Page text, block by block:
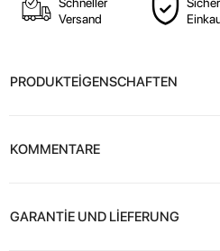
Versand
PRODUKTEİGENSCHAFTEN
KOMMENTARE
GARANTİE UND LİEFERUNG